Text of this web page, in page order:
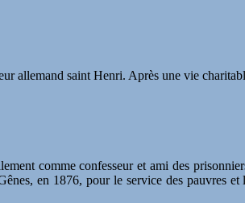
allemand saint Henri. Après une vie
comme confesseur et ami des
en 1876, pour le service des pauvres